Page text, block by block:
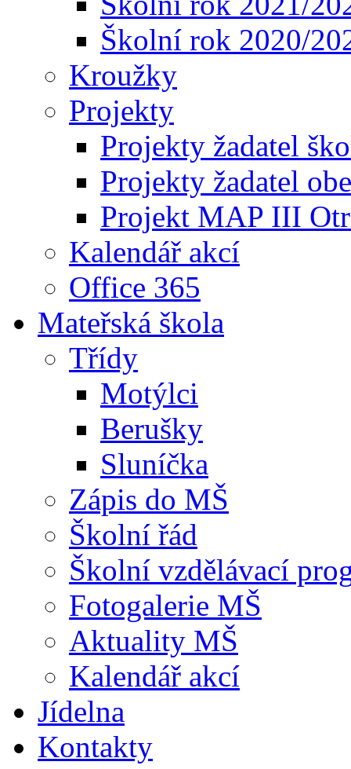
Školní rok 2020/
Kroužky
Projekty
Projekty žadatel
Projekty žadatel
Projekt MAP III
Kalendář akcí
Office 365
Mateřská škola
Třídy
Motýlci
Berušky
Sluníčka
Zápis do MŠ
Školní řád
Školní vzdělávací
Fotogalerie MŠ
Aktuality MŠ
Kalendář akcí
Jídelna
Kontakty